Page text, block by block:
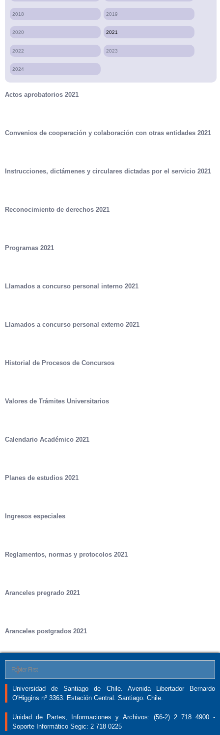
2018 2019
2020 2021
2022 2023
2024
Actos aprobatorios 2021
Convenios de cooperación y colaboración con otras entidades 2021
Instrucciones, dictámenes y circulares dictadas por el servicio 2021
Reconocimiento de derechos 2021
Programas 2021
Llamados a concurso personal interno 2021
Llamados a concurso personal externo 2021
Historial de Procesos de Concursos
Valores de Trámites Universitarios
Calendario Académico 2021
Planes de estudios 2021
Ingresos especiales
Reglamentos, normas y protocolos 2021
Aranceles pregrado 2021
Aranceles postgrados 2021
Footer First
Universidad de Santiago de Chile. Avenida Libertador Bernardo
O'Higgins nº 3363. Estación Central. Santiago. Chile.
Unidad de Partes, Informaciones y Archivos: (56-2) 2 718 4900 -
Soporte Informático Segic: 2 718 0225